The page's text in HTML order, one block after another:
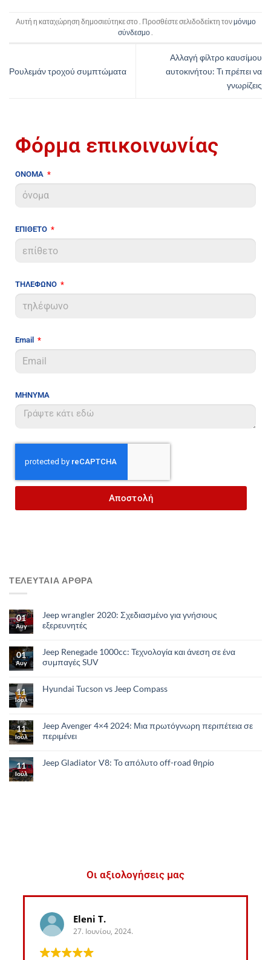
Αυτή η καταχώρηση δημοσιεύτηκε στο . Προσθέστε σελιδοδείκτη τονμόνιμο
σύνδεσμο
Ρουλεμάν τροχού συμπτώματα
Αλλαγή φίλτρο καυσίμου
αυτοκινήτου: Τι πρέπει να
γνωρίζεις
Φόρμα επικοινωνίας
ΟΝΟΜΑ
ΕΠΙΘΕΤΟ
ΤΗΛΕΦΩΝΟ
Email
ΜΗΝΥΜΑ
Αποστολή
ΤΕΛΕΥΤΑΙΑ ΑΡΘΡΑ
01
Αυγ
Jeep wrangler 2020: Σχεδιασμένο για γνήσιους
εξερευνητές
01
Αυγ
Jeep Renegade 1000cc: Τεχνολογία και άνεση σε ένα
συμπαγές SUV
11
Ιούλ
Hyundai Tucson vs Jeep Compass
11
Ιούλ
Jeep Avenger 4×4 2024: Μια πρωτόγνωρη περιπέτεια σε
περιμένει
11
Ιούλ
Jeep Gladiator V8: Το απόλυτο οff-road θηρίο
Οι αξιολογήσεις μας
Eleni T.
27. Ιουνίου, 2024.